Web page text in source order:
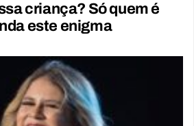
criança? Só quem é
este enigma